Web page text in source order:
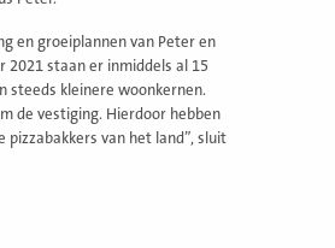
en groeiplannen van Peter en
2021 staan er inmiddels al 15
steeds kleinere woonkernen.
de vestiging. Hierdoor hebben
van het land”, sluit